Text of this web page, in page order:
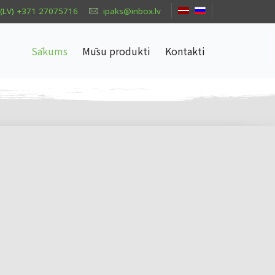
(LV) +371 27075716 ipaks@inbox.lv
Sākums Mūsu produkti Kontakti